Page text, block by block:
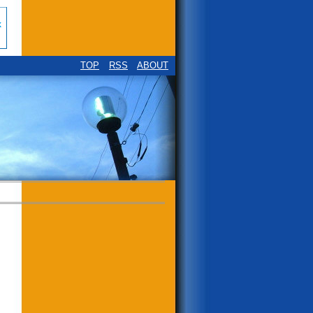
TOP RSS ABOUT